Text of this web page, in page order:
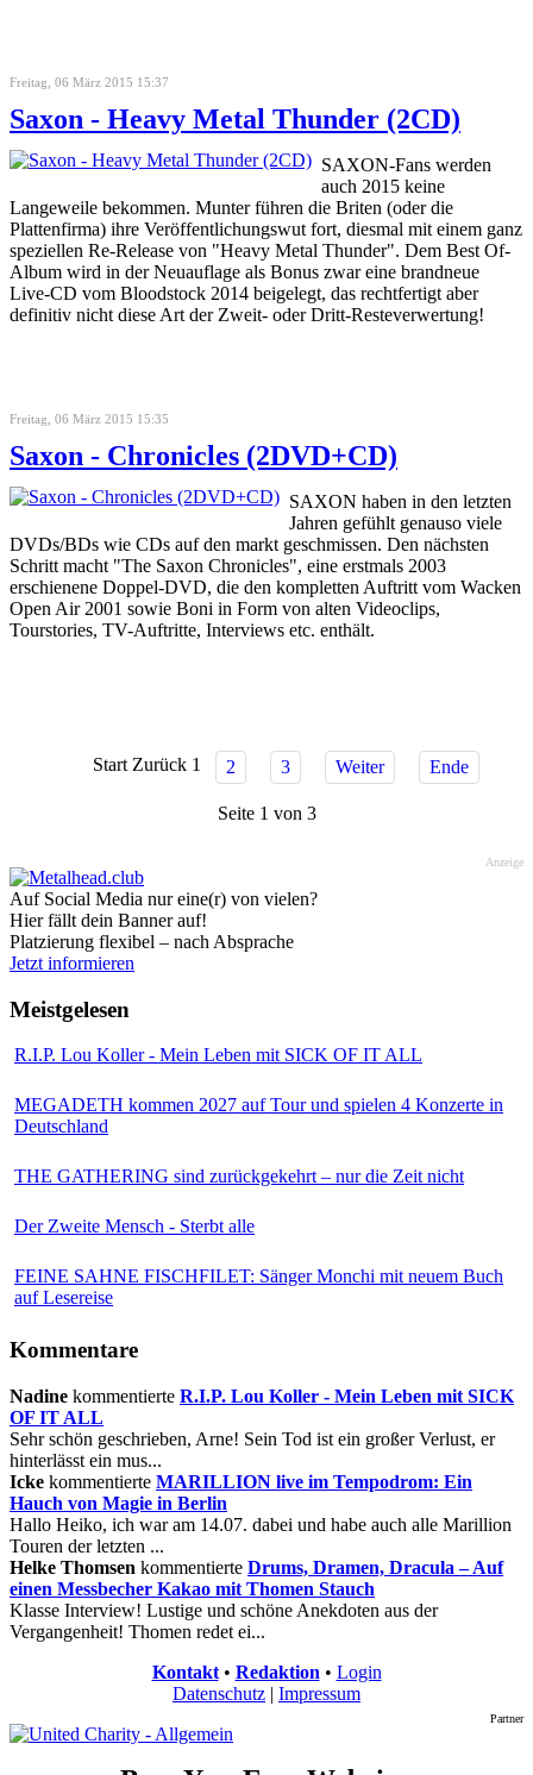
Freitag, 06 März 2015 15:37
Saxon - Heavy Metal Thunder (2CD)
SAXON-Fans werden
auch 2015 keine
Langeweile bekommen. Munter führen die Briten (oder die
Plattenfirma) ihre Veröffentlichungswut fort, diesmal mit einem ganz
speziellen Re-Release von "Heavy Metal Thunder". Dem Best Of-
Album wird in der Neuauflage als Bonus zwar eine brandneue
Live-CD vom Bloodstock 2014 beigelegt, das rechtfertigt aber
definitiv nicht diese Art der Zweit- oder Dritt-Resteverwertung!
Freitag, 06 März 2015 15:35
Saxon - Chronicles (2DVD+CD)
SAXON haben in den letzten
Jahren gefühlt genauso viele
DVDs/BDs wie CDs auf den markt geschmissen. Den nächsten
Schritt macht "The Saxon Chronicles", eine erstmals 2003
erschienene Doppel-DVD, die den kompletten Auftritt vom Wacken
Open Air 2001 sowie Boni in Form von alten Videoclips,
Tourstories, TV-Auftritte, Interviews etc. enthält.
Start Zurück 1 2 3 Weiter Ende
Seite 1 von 3
Anzeige
Auf Social Media nur eine(r) von vielen?
Hier fällt dein Banner auf!
Platzierung flexibel – nach Absprache
Jetzt informieren
Meistgelesen
R.I.P. Lou Koller - Mein Leben mit SICK OF IT ALL
MEGADETH kommen 2027 auf Tour und spielen 4 Konzerte in
Deutschland
THE GATHERING sind zurückgekehrt – nur die Zeit nicht
Der Zweite Mensch - Sterbt alle
FEINE SAHNE FISCHFILET: Sänger Monchi mit neuem Buch
auf Lesereise
Kommentare
Nadine kommentierte R.I.P. Lou Koller - Mein Leben mit SICK
OF IT ALL
Sehr schön geschrieben, Arne! Sein Tod ist ein großer Verlust, er
hinterlässt ein mus...
Icke kommentierte MARILLION live im Tempodrom: Ein
Hauch von Magie in Berlin
Hallo Heiko, ich war am 14.07. dabei und habe auch alle Marillion
Touren der letzten ...
Helke Thomsen kommentierte Drums, Dramen, Dracula – Auf
einen Messbecher Kakao mit Thomen Stauch
Klasse Interview! Lustige und schöne Anekdoten aus der
Vergangenheit! Thomen redet ei...
Kontakt• Redaktion • Login
Datenschutz | Impressum
Partner